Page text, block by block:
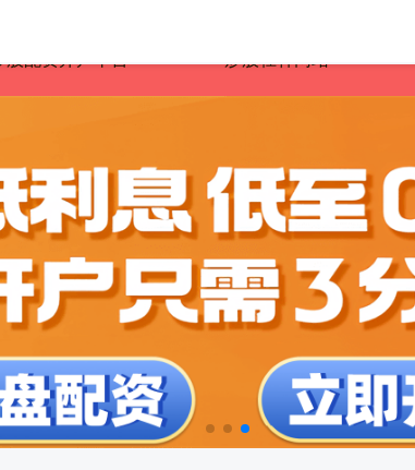
股配资开户平台 炒股杠杆网站